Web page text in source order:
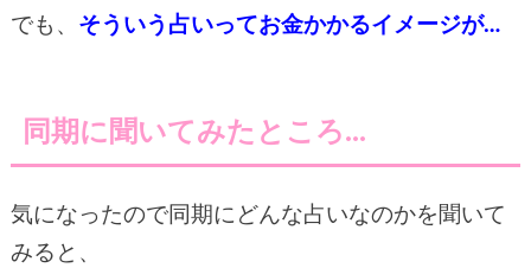
でも、 そういう占いってお金かかるイメージが…
同期に聞いてみたところ…
気になったので同期にどんな占いなのかを聞いて
みると、